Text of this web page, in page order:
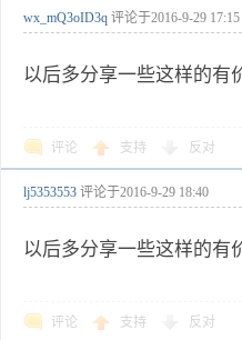
wx_mQ3oID3q 评论于2016-9-29 17:15
以后多分享一些这样的有
评论 支持 反对
lj5353553 评论于2016-9-29 18:40
以后多分享一些这样的有
评论 支持 反对